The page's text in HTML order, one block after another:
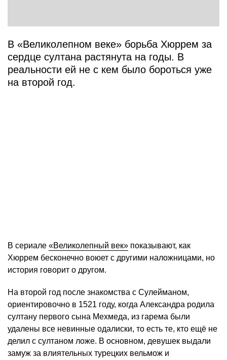
В «Великолепном веке» борьба Хюррем за
сердце султана растянута на годы. В
реальности ей не с кем было бороться уже
на второй год.
В сериале «Великолепный век» показывают, как
Хюррем бесконечно воюет с другими наложницами, но
история говорит о другом.
На второй год после знакомства с Сулейманом,
ориентировочно в 1521 году, когда Александра родила
султану первого сына Мехмеда, из гарема были
удалены все невинные одалиски, то есть те, кто ещё не
делил с султаном ложе. В основном, девушек выдали
замуж за влиятельных турецких вельмож и